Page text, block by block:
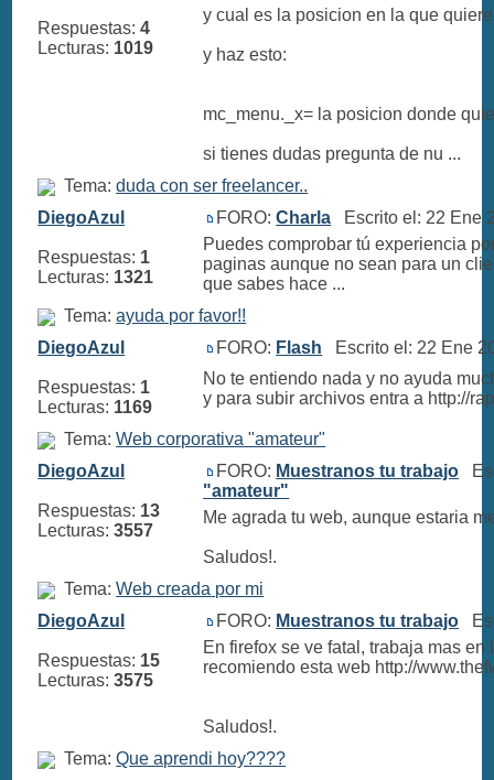
Respuestas:4
Lecturas: 1019
y cual es la posicion en la que
y haz esto:
mc_menu._x= la posicion donde
si tienes dudas pregunta de nu ...
Tema:duda con ser freelancer..
DiegoAzul
Respuestas: 1
Lecturas: 1321
FORO:Charla Escrito el: 22 Ene
Puedes comprobar tú experiencia
paginas aunque no sean para un
que sabes hace ...
Tema:ayuda por favor!!
DiegoAzul
Respuestas: 1
Lecturas: 1169
FORO: Flash Escrito el: 22 Ene
No te entiendo nada y no ayuda
y para subir archivos entra a http://
Tema:Web corporativa "amateur"
DiegoAzul
Respuestas: 13
Lecturas:3557
FORO: Muestranos tu trabajo
"amateur"
Me agrada tu web, aunque estaria
Saludos!.
Tema:Web creada por mi
DiegoAzul
Respuestas: 15
Lecturas:3575
FORO: Muestranos tu trabajo
En firefox se ve fatal, trabaja mas
recomiendo esta web http://
Saludos!.
Tema:Que aprendi hoy????